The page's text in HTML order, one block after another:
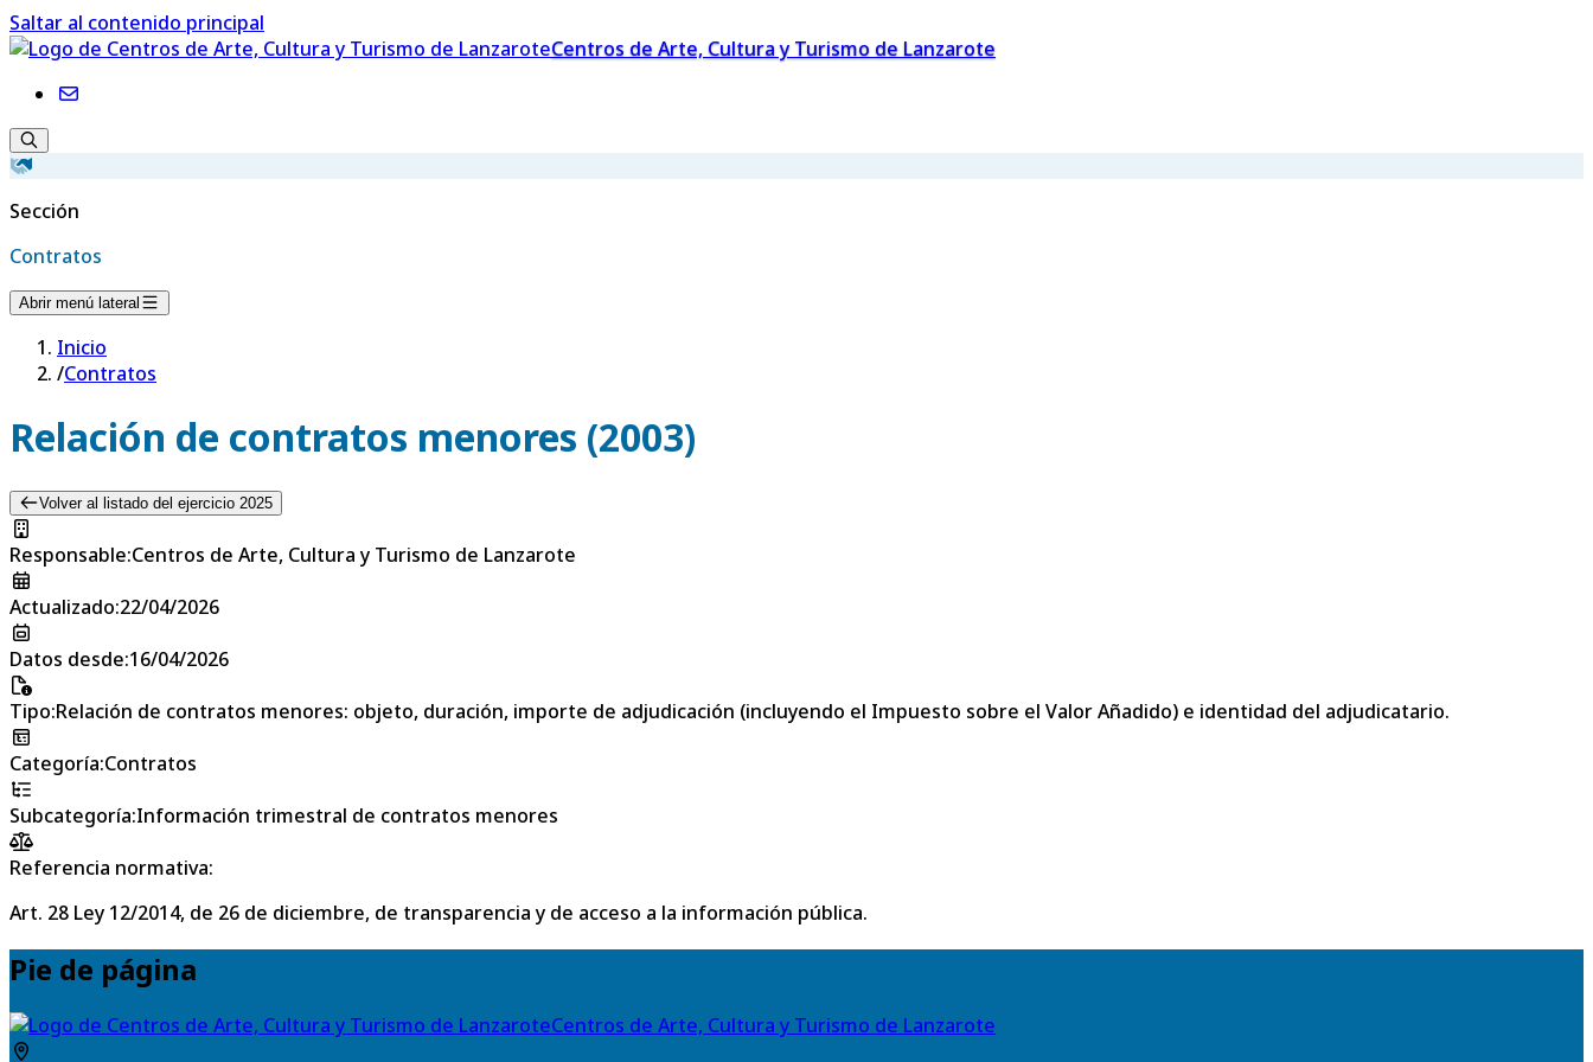
Saltar al contenido principal
Centros de Arte, Cultura y Turismo de Lanzarote
Sección
Contratos
Abrir menú lateral
Inicio
/Contratos
Relación de contratos menores (2003)
Volver al listado del ejercicio 2025
Responsable:Centros de Arte, Cultura y Turismo de Lanzarote
Actualizado:22/04/2026
Datos desde:16/04/2026
Tipo:Relación de contratos menores: objeto, duración, importe de adjudicación (incluyendo el Impuesto sobre el Valor Añadido) e identidad del adjudicatario.
Categoría:Contratos
Subcategoría:Información trimestral de contratos menores
Referencia normativa:
Art. 28 Ley 12/2014, de 26 de diciembre, de transparencia y de acceso a la información pública.
Pie de página
Centros de Arte, Cultura y Turismo de Lanzarote